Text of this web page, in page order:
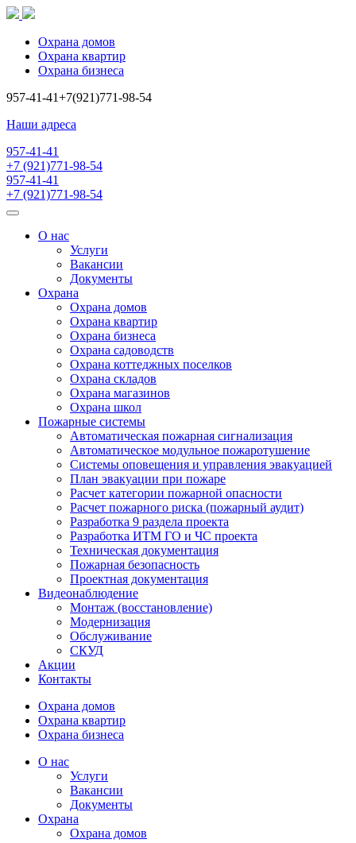
Охрана домов
Охрана квартир
Охрана бизнеса
957-41-41+7(921)771-98-54
Наши адреса
957-41-41
+7 (921)771-98-54
957-41-41
+7 (921)771-98-54
О нас
Услуги
Вакансии
Документы
Охрана
Охрана домов
Охрана квартир
Охрана бизнеса
Охрана садоводств
Охрана коттеджных поселков
Охрана складов
Охрана магазинов
Охрана школ
Пожарные системы
Автоматическая пожарная сигнализация
Автоматическое модульное пожаротушение
Системы оповещения и управления эвакуацией
План эвакуации при пожаре
Расчет категории пожарной опасности
Расчет пожарного риска (пожарный аудит)
Разработка 9 раздела проекта
Разработка ИТМ ГО и ЧС проекта
Техническая документация
Пожарная безопасность
Проектная документация
Видеонаблюдение
Монтаж (восстановление)
Модернизация
Обслуживание
СКУД
Акции
Контакты
Охрана домов
Охрана квартир
Охрана бизнеса
О нас
Услуги
Вакансии
Документы
Охрана
Охрана домов